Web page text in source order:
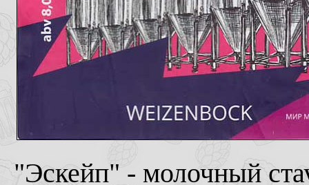
"Эскейп" - молочный